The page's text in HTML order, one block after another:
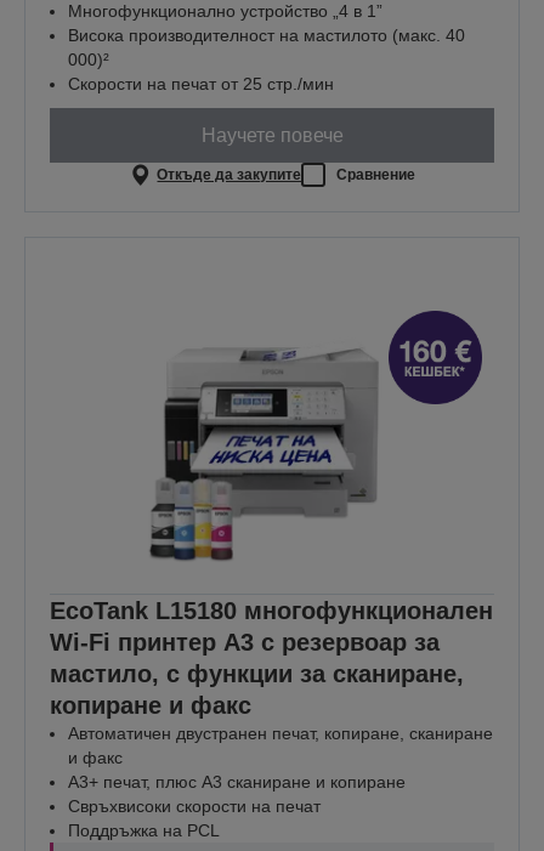
Многофункционално устройство „4 в 1”
Висока производителност на мастилото (макс. 40
000)²
Скорости на печат от 25 стр./мин
Научете повече
Откъде да закупите Сравнение
EcoTank L15180 многофункционален
Wi-Fi принтер А3 с резервоар за
мастило, с функции за сканиране,
копиране и факс
Автоматичен двустранен печат, копиране, сканиране
и факс
A3+ печат, плюс A3 сканиране и копиране
Свръхвисоки скорости на печат
Поддръжка на PCL